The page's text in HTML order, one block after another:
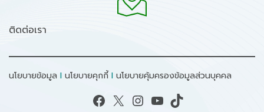
ติดต่อเรา
นโยบายข้อมูล I นโยบายคุกกี้ I นโยบายคุ้มครองข้อมูลส่วนบุคคล
Facebook X Instagram YouTube TikTok